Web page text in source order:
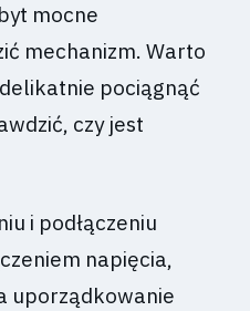
mocne
mechanizm. Warto
pociągnąć
czy jest
i podłączeniu
napięcia,
uporządkowanie